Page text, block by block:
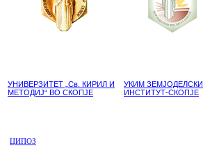
УНИВЕРЗИТЕТ „Св. КИРИЛ И
МЕТОДИЈ“ ВО СКОПЈЕ
УКИМ ЗЕМЈОДЕЛСКИ
ИНСТИТУТ-СКОПЈЕ
ЦИПОЗ